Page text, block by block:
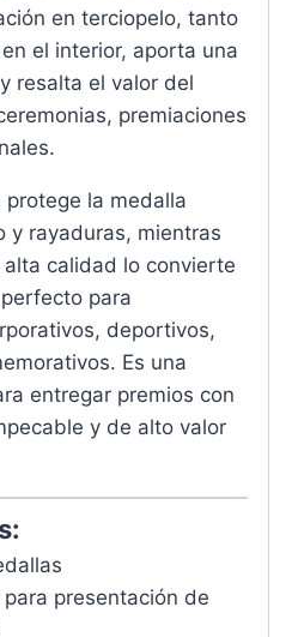
en terciopelo, tanto
el interior, aporta una
resalta el valor del
premiaciones
la medalla
y rayaduras, mientras
calidad lo convierte
para
deportivos,
Es una
entregar premios con
y de alto valor
presentación de